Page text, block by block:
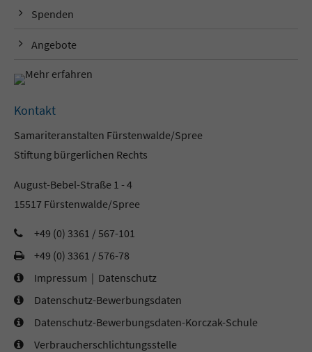
Spenden
Angebote
Kontakt
Samariteranstalten Fürstenwalde/Spree
Stiftung bürgerlichen Rechts
August-Bebel-Straße 1 - 4
15517 Fürstenwalde/Spree
+49 (0) 3361 / 567-101
+49 (0) 3361 / 576-78
Impressum | Datenschutz
Datenschutz-Bewerbungsdaten
Datenschutz-Bewerbungsdaten-Korczak-Schule
Verbraucherschlichtungsstelle